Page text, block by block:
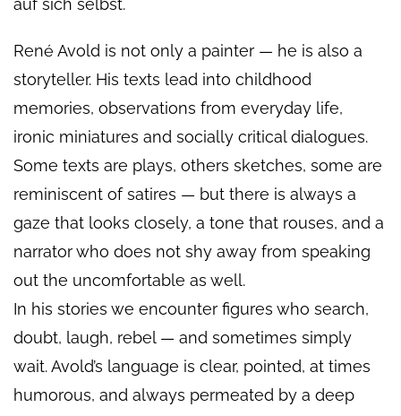
auf sich selbst.
René Avold is not only a painter — he is also a
storyteller. His texts lead into childhood
memories, observations from everyday life,
ironic miniatures and socially critical dialogues.
Some texts are plays, others sketches, some are
reminiscent of satires — but there is always a
gaze that looks closely, a tone that rouses, and a
narrator who does not shy away from speaking
out the uncomfortable as well.
In his stories we encounter figures who search,
doubt, laugh, rebel — and sometimes simply
wait. Avold’s language is clear, pointed, at times
humorous, and always permeated by a deep